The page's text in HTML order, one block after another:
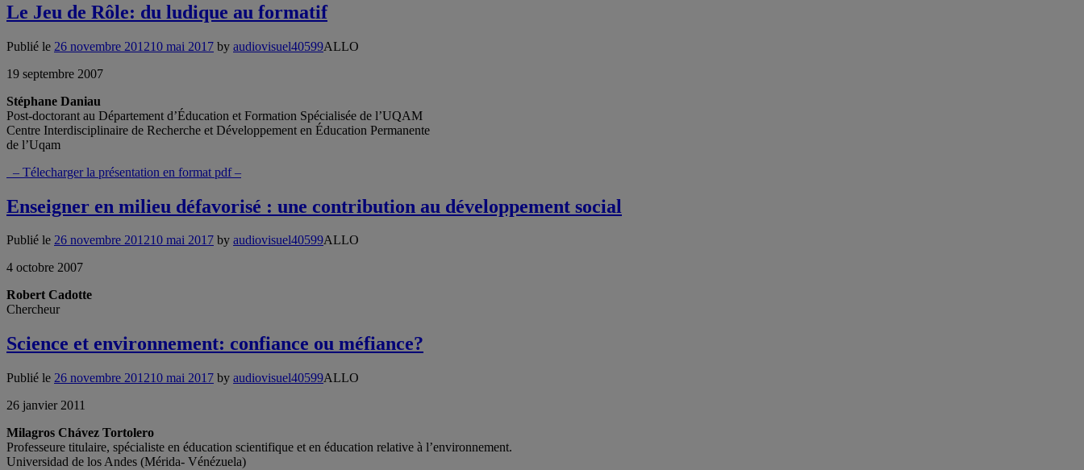
Le Jeu de Rôle: du ludique au formatif
Publié le 26 novembre 201210 mai 2017 by audiovisuel40599ALLO
19 septembre 2007
Stéphane Daniau
Post-doctorant au Département d’Éducation et Formation Spécialisée de l’UQAM
Centre Interdisciplinaire de Recherche et Développement en Éducation Permanente
de l’Uqam
– Télecharger la présentation en format pdf–
Enseigner en milieu défavorisé : une contribution au développement social
Publié le 26 novembre 201210 mai 2017 by audiovisuel40599ALLO
4 octobre 2007
Robert Cadotte
Chercheur
Science et environnement: confiance ou méfiance?
Publié le 26 novembre 201210 mai 2017 by audiovisuel40599ALLO
26 janvier 2011
Milagros Chávez Tortolero
Professeure titulaire, spécialiste en éducation scientifique et en éducation relative à l’environnement.
Universidad de los Andes (Mérida- Vénézuela)